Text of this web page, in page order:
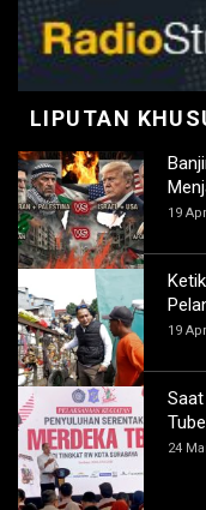
LIPUTAN
19
19
24